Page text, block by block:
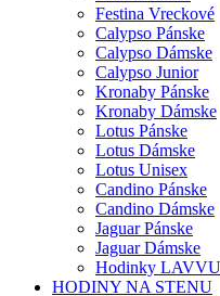
Festina Vreckové
Calypso Pánske
Calypso Dámske
Calypso Junior
Kronaby Pánske
Kronaby Dámske
Lotus Pánske
Lotus Dámske
Lotus Unisex
Candino Pánske
Candino Dámske
Jaguar Pánske
Jaguar Dámske
Hodinky LAVVU
HODINY NA STENU